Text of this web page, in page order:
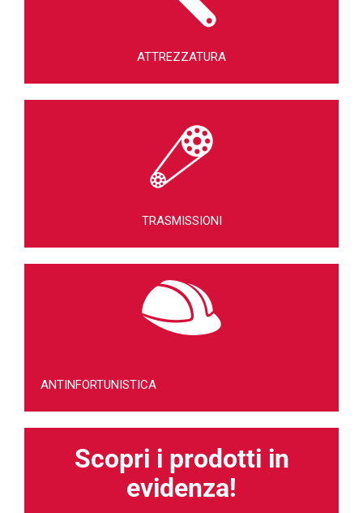
ATTREZZATURA
TRASMISSIONI
ANTINFORTUNISTICA
Scopri i prodotti in
evidenza!